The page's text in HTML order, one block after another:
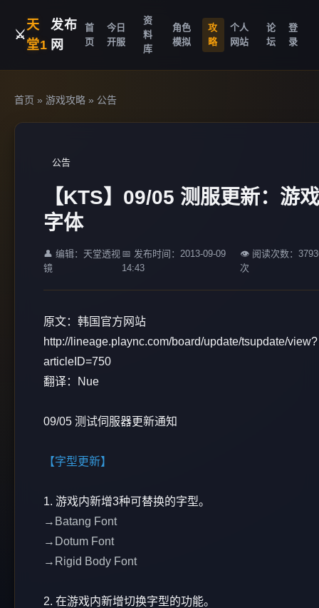
⚔️
天
堂1
发布
网
首
页
今日
开服
资
料
库
角色
模拟
攻
略
个人
网站
论
坛
登
录
首页 » 游戏攻略 » 公告
公告
【KTS】09/05 测服更新：游戏
字体
👤 编辑：天堂透视
镜
📅 发布时间：2013-09-09
14:43
👁️ 阅读次数：
次
原文：韩国官方网站
http://lineage.plaync.com/board/update/tsupdate/view?
articleID=750
翻译：Nue
09/05 测试伺服器更新通知
【字型更新】
1. 游戏内新增3种可替换的字型。
→Batang Font
→Dotum Font
→Rigid Body Font
2. 在游戏内新增切换字型的功能。